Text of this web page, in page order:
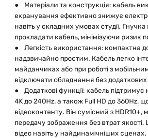
● Матеріали та конструкція: кабель
екранування ефективно знижує
навіть у складних умовах студії.
прокладати кабель, мінімізуючи ризик
● Легкість використання: компактна
надзвичайно простим. Кабель легко
майданчиках або при роботі з
відключати обладнання без додаткових
● Додаткові функції: кабель підтримує
4K до 240Hz, а також Full HD до 360Hz,
відеоконтенту. Він сумісний з HDR10+,
передачу зображення без втрат
відео навіть у найдинамічніших сценах.